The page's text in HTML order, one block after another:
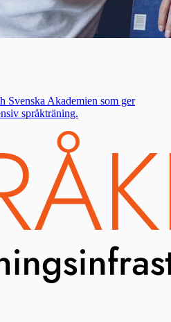
Svenska Akademien som ger
språkträning.